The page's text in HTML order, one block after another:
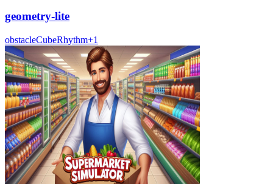
geometry-lite
obstacleCubeRhythm+1